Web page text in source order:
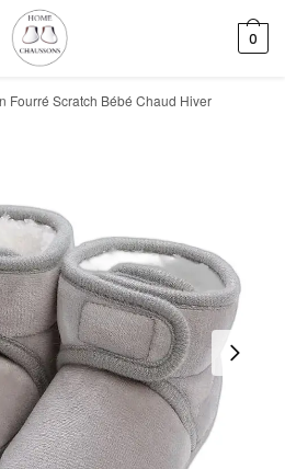
0
Fourré Scratch Bébé Chaud Hiver